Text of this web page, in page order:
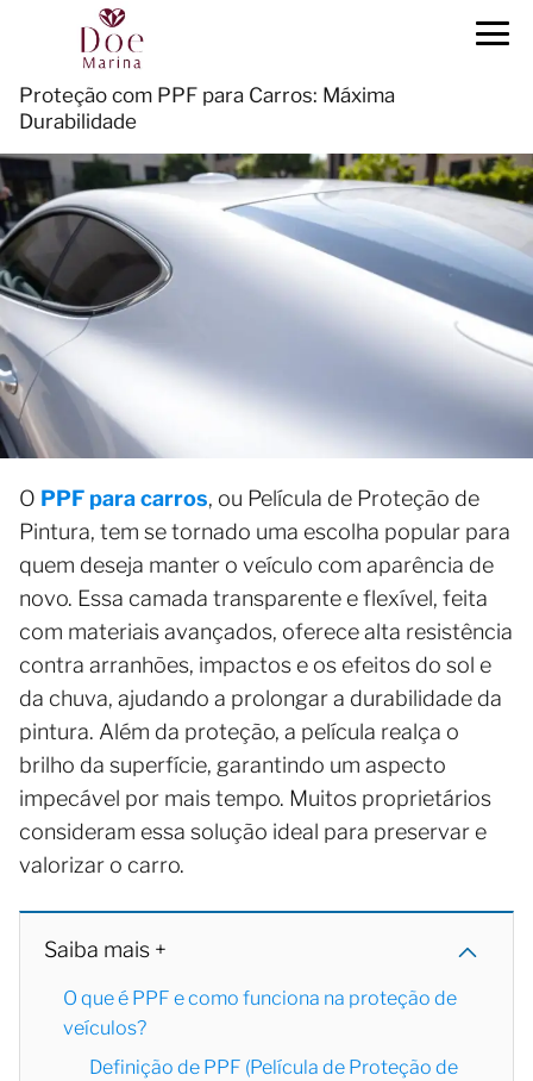
Proteção com PPF para Carros: Máxima
Durabilidade
O PPF para carros, ou Película de Proteção de
Pintura, tem se tornado uma escolha popular para
quem deseja manter o veículo com aparência de
novo. Essa camada transparente e flexível, feita
com materiais avançados, oferece alta resistência
contra arranhões, impactos e os efeitos do sol e
da chuva, ajudando a prolongar a durabilidade da
pintura. Além da proteção, a película realça o
brilho da superfície, garantindo um aspecto
impecável por mais tempo. Muitos proprietários
consideram essa solução ideal para preservar e
valorizar o carro.
Saiba mais +
O que é PPF e como funciona na proteção de
veículos?
Definição de PPF (Película de Proteção de